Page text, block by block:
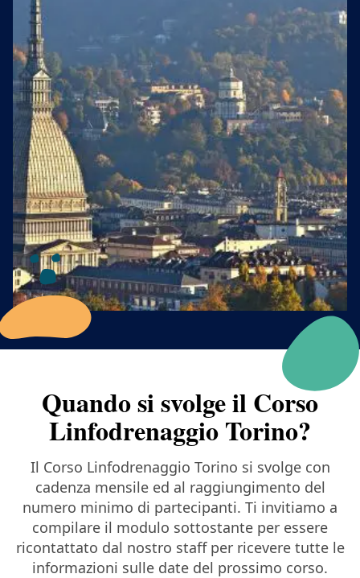
Quando si svolge il Corso
Linfodrenaggio Torino?
Il Corso Linfodrenaggio Torino si svolge con
cadenza mensile ed al raggiungimento del
numero minimo di partecipanti. Ti invitiamo a
compilare il modulo sottostante per essere
ricontattato dal nostro staff per ricevere tutte le
informazioni sulle date del prossimo corso.